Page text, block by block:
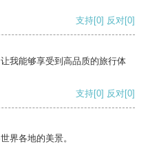
支持[0] 反对[0]
我能够享受到高品质的旅行体
支持[0] 反对[0]
界各地的美景。